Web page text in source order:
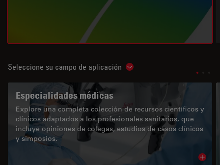
Seleccione su campo de aplicación Show subnavigation
Especialidades médicas
Explore una completa colección de recursos científicos y
clínicos adaptados a los profesionales sanitarios, que
incluye opiniones de colegas, estudios de casos clínicos
y simposios.